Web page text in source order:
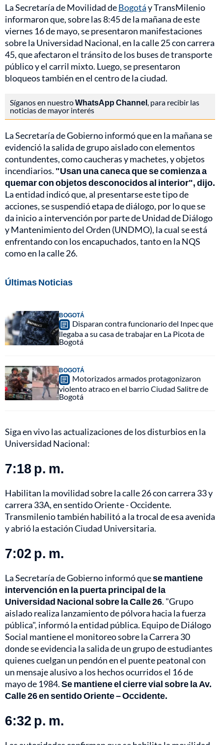
La Secretaría de Movilidad deBogotáy TransMilenio
informaron que, sobre las 8:45 de la mañana de este
viernes 16 de mayo, se presentaron manifestaciones
sobre la Universidad Nacional, en la calle 25 con carrera
45, que afectaron el tránsito de los buses de transporte
público y el carril mixto. Luego, se presentaron
bloqueos también en el centro de la ciudad.
Síganos en nuestroWhatsApp Channel, para recibir las
noticias de mayor interés
La Secretaría de Gobierno informó que en la mañana se
evidenció la salida de grupo aislado con elementos
contundentes, como caucheras y machetes, y objetos
incendiarios. "Usan una caneca que se comienza a
quemar con objetos desconocidos al interior", dijo.
La entidad indicó que, al presentarse este tipo de
acciones, se suspendió etapa de diálogo, por lo que se
da inicio a intervención por parte de Unidad de Diálogo
y Mantenimiento del Orden (UNDMO), la cual se está
enfrentando con los encapuchados, tanto en la NQS
como en la calle 26.
Últimas Noticias
BOGOTÁ
Disparan contra funcionario del Inpec que
llegaba a su casa de trabajar en La Picota de
Bogotá
BOGOTÁ
Motorizados armados protagonizaron
violento atraco en el barrio Ciudad Salitre de
Bogotá
Siga en vivo las actualizaciones de los disturbios en la
Universidad Nacional:
7:18 p. m.
Habilitan la movilidad sobre la calle 26 con carrera 33 y
carrera 33A, en sentido Oriente - Occidente.
Transmilenio también habilitó a la trocal de esa avenida
y abrió la estación Ciudad Universitaria.
7:02 p. m.
La Secretaría de Gobierno informó quese mantiene
intervención en la puerta principal de la
Universidad Nacional sobre la Calle 26. "Grupo
aislado realiza lanzamiento de pólvora hacia la fuerza
pública", informó la entidad pública. Equipo de Diálogo
Social mantiene el monitoreo sobre la Carrera 30
donde se evidencia la salida de un grupo de estudiantes
quienes cuelgan un pendón en el puente peatonal con
un mensaje alusivo a los hechos ocurridos el 16 de
mayo de 1984.Se mantiene el cierre vial sobre la Av.
Calle 26 en sentido Oriente – Occidente.
6:32 p. m.